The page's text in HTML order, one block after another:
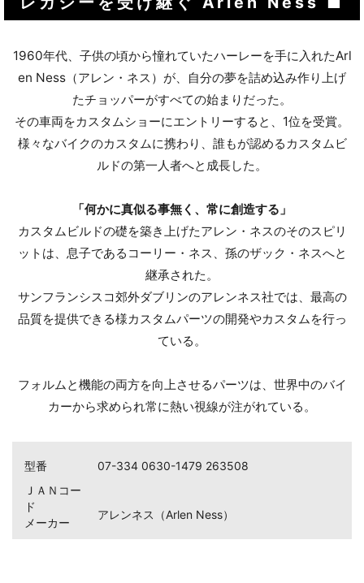
1960年代、子供の頃から憧れていたハーレーを手に入れたArl
en Ness（アレン・ネス）が、自分の夢を詰め込み作り上げ
たチョッパーがすべての始まりだった。
その車両をカスタムショーにエントリーすると、1位を受賞。
様々なバイクのカスタムに携わり、誰もが認めるカスタムビ
ルドの第一人者へと成長した。
「何かに真似る事無く、常に創造する」
カスタムビルドの礎を築き上げたアレン・ネスのそのスピリ
ットは、息子であるコーリー・ネス、孫のザック・ネスへと
継承された。
サンフランシスコ郊外ダブリンのアレンネス社では、最高の
品質を提供できる様カスタムパーツの開発やカスタムを行っ
ている。
フォルムと機能の両方を向上させるパーツは、世界中のバイ
カーから求められ常に熱い視線が注がれている。
型番
07-334 0630-1479 263508
ＪＡＮコー
ド
メーカー
アレンネス（Arlen Ness）
お買い物を続ける カートへ進む